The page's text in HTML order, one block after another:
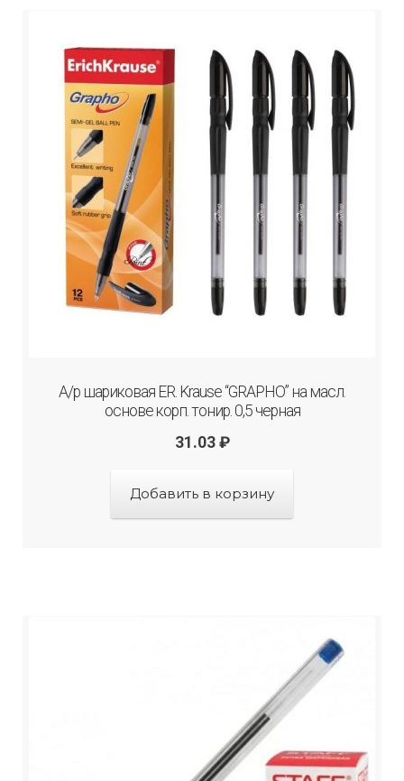
А/р шариковая ER. Krause “GRAPHO” на масл.
основе корп. тонир. 0,5 черная
31.03 ₽
Добавить в корзину